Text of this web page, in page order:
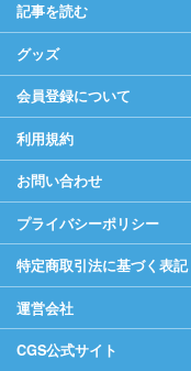
記事を読む
グッズ
会員登録について
利用規約
お問い合わせ
プライバシーポリシー
特定商取引法に基づく表記
運営会社
CGS公式サイト